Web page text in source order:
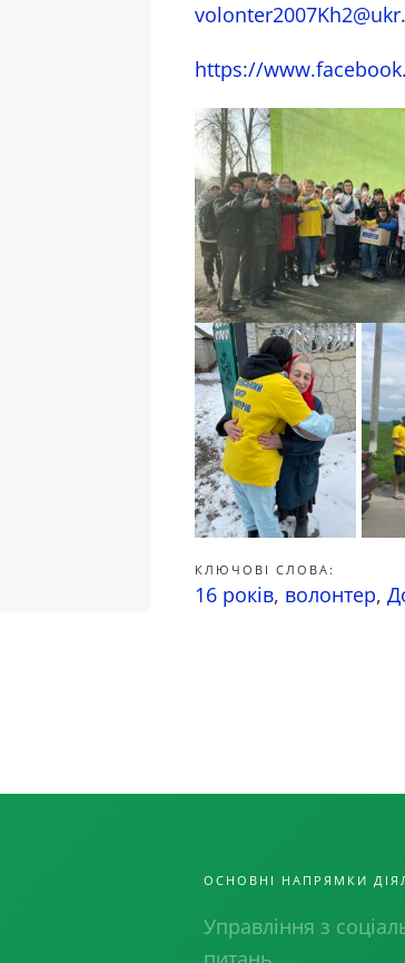
https://
КЛЮЧОВІ СЛОВА:
16 років, волонтер,
ОСНОВНІ НАПРЯМКИ
Управління з